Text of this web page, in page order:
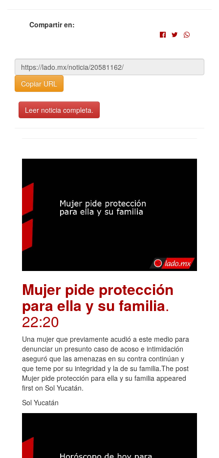
Compartir en:
Copiar URL
Leer noticia completa.
Mujer pide protección
para ella y su familia.
22:20
Una mujer que previamente acudió a este medio para
denunciar un presunto caso de acoso e intimidación
aseguró que las amenazas en su contra continúan y
que teme por su integridad y la de su familia.The post
Mujer pide protección para ella y su familia appeared
first on Sol Yucatán.
Sol Yucatán